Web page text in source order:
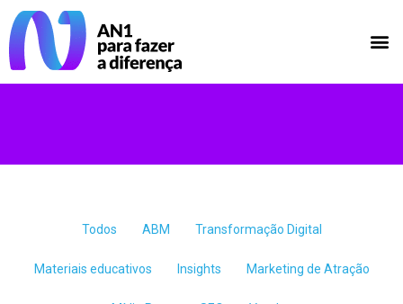
Todos ABM Transformação Digital
Materiais educativos Insights Marketing de Atração